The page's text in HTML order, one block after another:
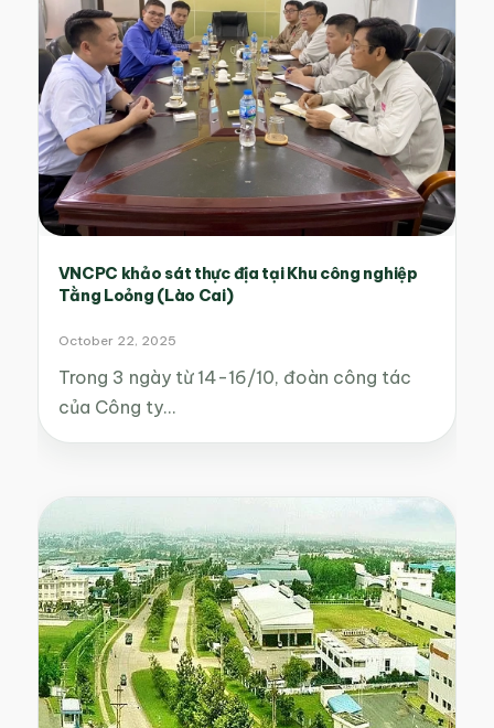
VNCPC khảo sát thực địa tại Khu công nghiệp
Tằng Loỏng (Lào Cai)
October 22, 2025
Trong 3 ngày từ 14-16/10, đoàn công tác
của Công ty…